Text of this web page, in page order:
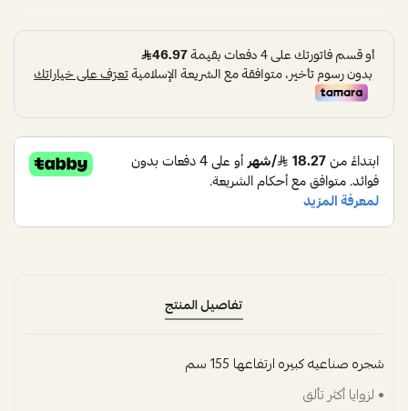
تفاصيل المنتج
شجره صناعيه كبيره ارتفاعها 155 سم
• لزوايا أكثر تألق